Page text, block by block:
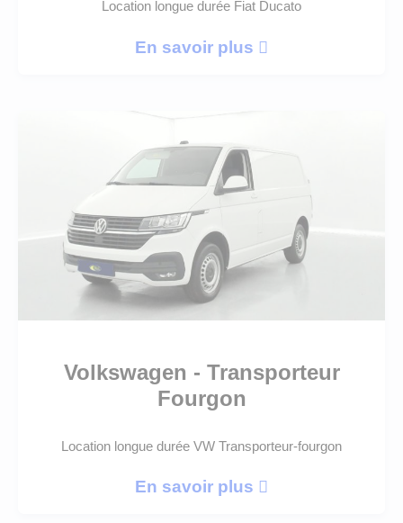
Location longue durée Fiat Ducato
En savoir plus
Volkswagen - Transporteur
Fourgon
Location longue durée VW Transporteur-fourgon
En savoir plus